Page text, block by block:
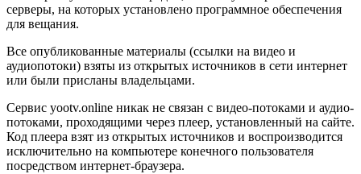
серверы, на которых установлено программное обеспечения
для вещания.
Все опубликованные материалы (ссылки на видео и
аудиопотоки) взяты из открытых источников в сети интернет
или были присланы владельцами.
Сервис yootv.online никак не связан с видео-потоками и аудио-
потоками, проходящими через плеер, установленный на сайте.
Код плеера взят из открытых источников и воспроизводится
исключительно на компьютере конечного пользователя
посредством интернет-браузера.